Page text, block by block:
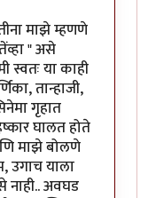
चौकस२१२
माझे म्हणणे
" असे
स्वतः या काही
तान्हाजी,
गृहात
घालत होते
माझे बोलणे
उगाच याला
अवघड